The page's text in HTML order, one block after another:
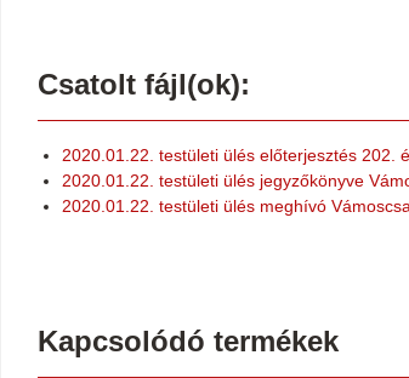
Csatolt fájl(ok):
2020.01.22. testületi ülés előterjesztés 202.
2020.01.22. testületi ülés jegyzőkönyve
2020.01.22. testületi ülés meghívó
Kapcsolódó termékek